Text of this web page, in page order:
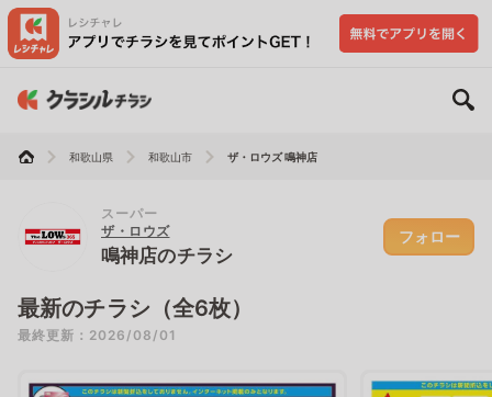
和歌山県 和歌山市 ザ・ロウズ 鳴神店
スーパー
ザ・ロウズ
鳴神店のチラシ
フォロー
最新のチラシ（全6枚）
最終更新：2026/08/01